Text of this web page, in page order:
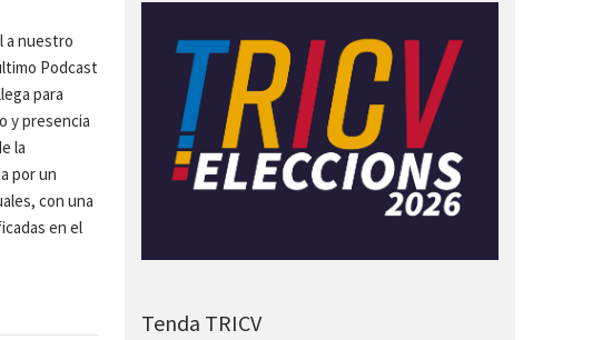
a nuestro
Podcast
para
y presencia
la
por un
con una
en el
Tenda TRICV